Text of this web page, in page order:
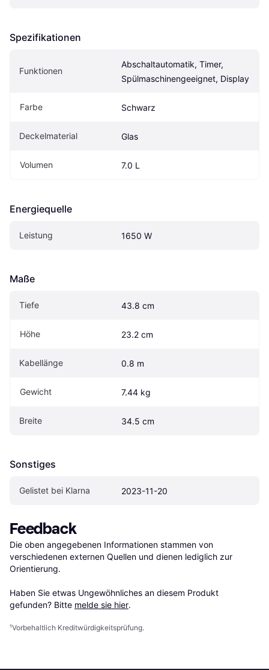
Spezifikationen
Funktionen
Abschaltautomatik, Timer,
Spülmaschinengeeignet, Display
Farbe Schwarz
Deckelmaterial Glas
Volumen 7.0 L
Energiequelle
Leistung 1650 W
Maße
Tiefe 43.8 cm
Höhe 23.2 cm
Kabellänge 0.8 m
Gewicht 7.44 kg
Breite 34.5 cm
Sonstiges
Gelistet bei Klarna 2023-11-20
Feedback
Die oben angegebenen Informationen stammen von
verschiedenen externen Quellen und dienen lediglich zur
Orientierung.
Haben Sie etwas Ungewöhnliches an diesem Produkt
gefunden? Bitte melde sie hier.
¹Vorbehaltlich Kreditwürdigkeitsprüfung.